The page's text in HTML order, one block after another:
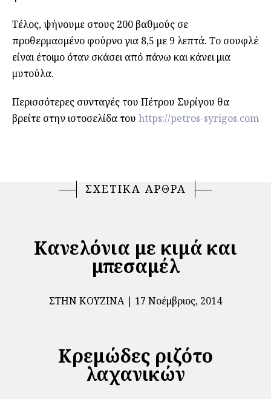
Τέλος, ψήνουμε στους 200 βαθμούς σε
προθερμασμένο φούρνο για 8,5 με 9 λεπτά. Το σουφλέ
είναι έτοιμο όταν σκάσει από πάνω και κάνει μια
μυτούλα.
Περισσότερες συνταγές του Πέτρου Συρίγου θα
βρείτε στην ιστοσελίδα του https://petros-syrigos.com
ΣΧΕΤΙΚΑ ΑΡΘΡΑ
Κανελόνια με κιμά και
μπεσαμέλ
ΣΤΗΝ ΚΟΥΖΊΝΑ 17 Νοέμβριος, 2014
Κρεμώδες ριζότο
λαχανικών